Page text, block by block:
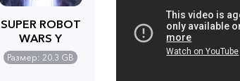
SUPER ROBOT
WARS Y
Размер: 20.3 GB